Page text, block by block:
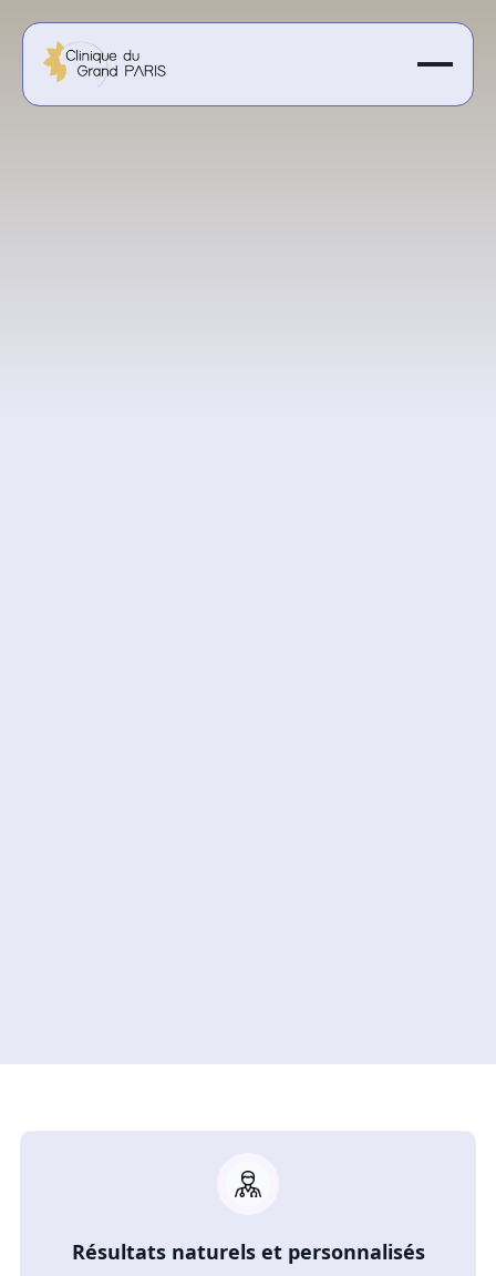
Résultats naturels et personnalisés